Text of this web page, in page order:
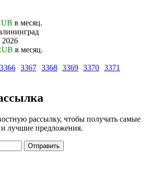
в месяц.
в месяц.
3366 3367 3368 3369 3370 3371
рассылку, чтобы получать самые
лучшие предложения.